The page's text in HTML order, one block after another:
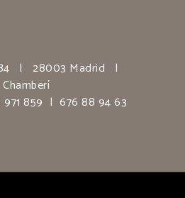
84 | 28003 Madrid |
Chamberí
971 859 | 676 88 94 63